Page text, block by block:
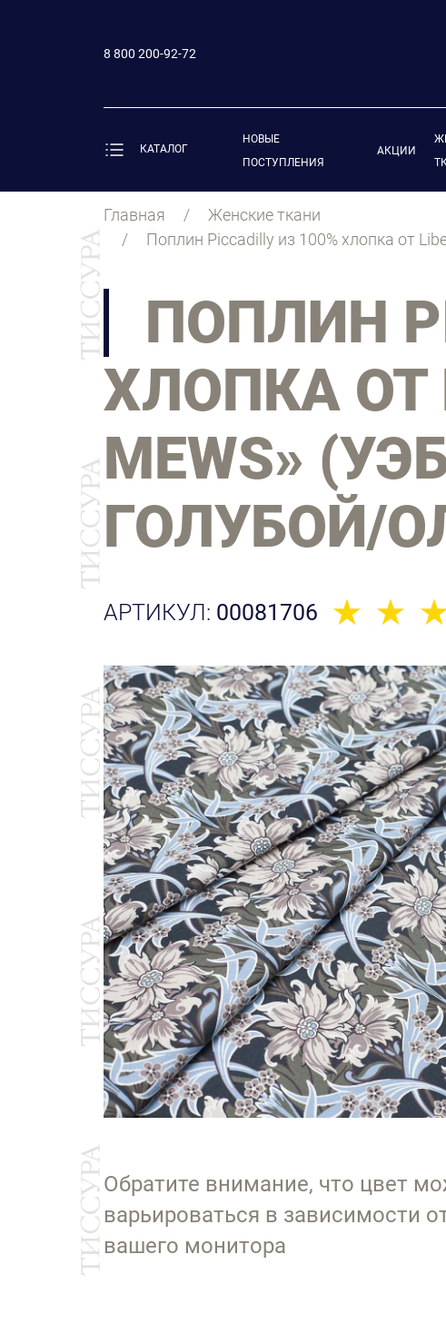
8 800 200-92-72
КАТАЛОГ
НОВЫЕ
ПОСТУПЛЕНИЯ
АКЦИИ
Главная
Женские ткани
Поплин Piccadilly из 100% хлопка от
ПОПЛИН
ХЛОПКА ОТ
MEWS»
ГОЛУБОЙ/
АРТИКУЛ: 00081706
Обратите внимание, что цвет
варьироваться в зависимости
вашего монитора